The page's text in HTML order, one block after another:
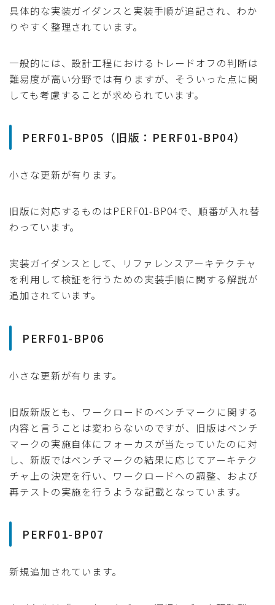
具体的な実装ガイダンスと実装手順が追記され、わか
りやすく整理されています。
一般的には、設計工程におけるトレードオフの判断は
難易度が高い分野では有りますが、そういった点に関
しても考慮することが求められています。
PERF01-BP05（旧版：PERF01-BP04）
小さな更新が有ります。
旧版に対応するものはPERF01-BP04で、順番が入れ替
わっています。
実装ガイダンスとして、リファレンスアーキテクチャ
を利用して検証を行うための実装手順に関する解説が
追加されています。
PERF01-BP06
小さな更新が有ります。
旧版新版とも、ワークロードのベンチマークに関する
内容と言うことは変わらないのですが、旧版はベンチ
マークの実施自体にフォーカスが当たっていたのに対
し、新版ではベンチマークの結果に応じてアーキテク
チャ上の決定を行い、ワークロードへの調整、および
再テストの実施を行うような記載となっています。
PERF01-BP07
新規追加されています。